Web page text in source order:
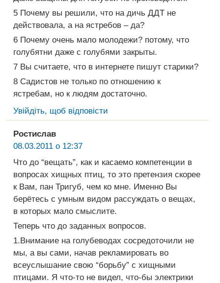
5 Почему вы решили, что на дичь ДДТ не
действовала, а на ястребов – да?
6 Почему очень мало молодежи? потому, что
голубятни даже с голубями закрыты.
7 Вы считаете, что в интернете пишут старики?
8 Садистов не только по отношению к
ястребам, но к людям достаточно.
Увійдіть, щоб відповісти
Ростислав
08.03.2011 о 12:37
Что до “вещать”, как и касаемо компетенции в
вопросах хищных птиц, то это претензия скорее
к Вам, пан Тригуб, чем ко мне. Именно Вы
берётесь с умным видом рассуждать о вещах,
в которых мало смыслите.
Теперь что до заданных вопросов.
1.Внимание на голубеводах сосредоточили не
мы, а вы сами, начав рекламировать во
всеуслышание свою “борьбу” с хищными
птицами. Я что-то не видел, что-бы электрики